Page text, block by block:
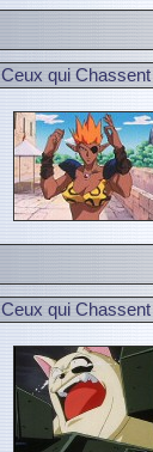
Ceux qui
Ceux qui